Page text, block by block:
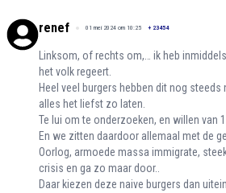
renef 01 mei 2024 om 10:25 + 23454
Linksom, of rechts om,… ik heb
het volk regeert.
Heel veel burgers hebben dit nog steeds
alles het liefst zo laten.
Te lui om te onderzoeken, en willen van
En we zitten daardoor allemaal met de
Oorlog, armoede massa immigrate,
crisis en ga zo maar door..
Daar kiezen deze naive burgers dan